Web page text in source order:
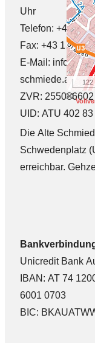
Uhr
Telefon: +43 1
Fax: +43 1 513
E-Mail:
schmiede.at
ZVR: 255086602
UID: ATU 402 83
122
Die Alte
Schwedenplatz
erreichbar.
Unicredit Bank
IBAN: AT 74
6001 0703
BIC: